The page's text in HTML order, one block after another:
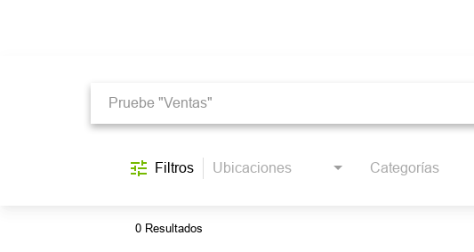
La vida en Leviton
Nuestra cultura y valores
BeneficiosFiltros Ubicaciones Categorías
0 Resultados